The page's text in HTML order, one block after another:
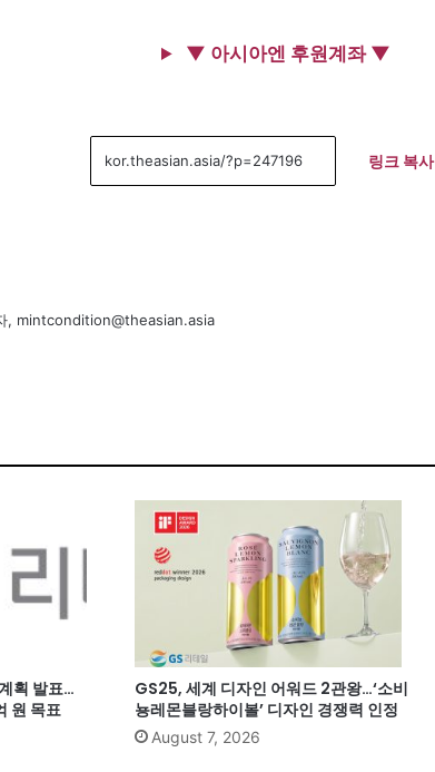
▼ 아시아엔 후원계좌 ▼
링크 복사
, mintcondition@theasian.asia
획 발표…
원 목표
GS25, 세계 디자인 어워드 2관왕…‘소비
뇽레몬블랑하이볼’ 디자인 경쟁력 인정
August 7, 2026